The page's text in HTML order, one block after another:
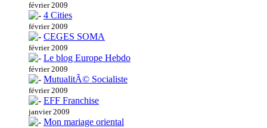
février 2009
4 Cities
février 2009
CEGES SOMA
février 2009
Le blog Europe Hebdo
février 2009
MutualitÃ© Socialiste
février 2009
EFF Franchise
janvier 2009
Mon mariage oriental